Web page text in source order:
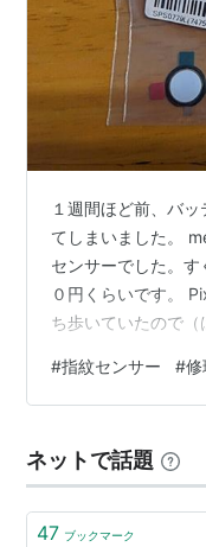
１週間ほど前、バ
てしまいました。
センサーでした。
０円くらいです。
ち歩いていたので（
出勤前に開けて取り
のケーブルのコネ
払いながら）、な
具がないので。。
Pixel4a…
#指紋センサー #修
ネットで話題
47 ブックマーク